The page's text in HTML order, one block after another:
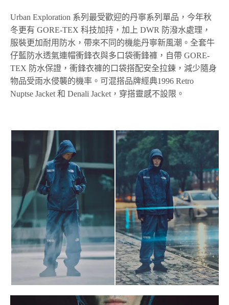
Urban Exploration 系列最受歡迎的丹寧系列單品，今年秋
冬更有 GORE-TEX 科技加持，加上 DWR 防潑水處理，
服裝更加耐用防水，帶來不同的機能丹寧新風潮。全套牛
仔藍防水透氣連帽衝鋒衣與多口袋衝鋒褲，自帶 GORE-
TEX 防水保證，衝鋒衣褲的口袋搭配安全拉鍊，減少隨身
物品受雨水侵襲的機率。可混搭品牌經典1996 Retro
Nuptse Jacket 和 Denali Jacket，穿搭靈感不設限。